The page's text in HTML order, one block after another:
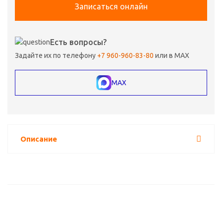
Записаться онлайн
Есть вопросы?
Задайте их по телефону +7 960-960-83-80 или в MAX
MAX
Описание